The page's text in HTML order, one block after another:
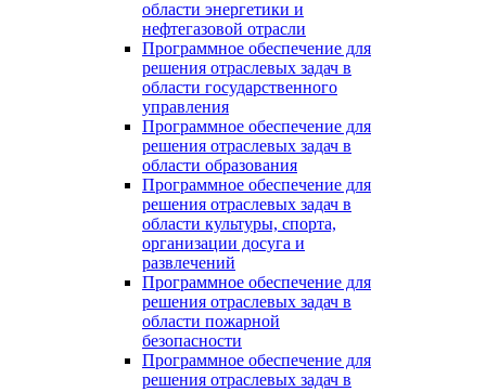
области энергетики и
нефтегазовой отрасли
Программное обеспечение для
решения отраслевых задач в
области государственного
управления
Программное обеспечение для
решения отраслевых задач в
области образования
Программное обеспечение для
решения отраслевых задач в
области культуры, спорта,
организации досуга и
развлечений
Программное обеспечение для
решения отраслевых задач в
области пожарной
безопасности
Программное обеспечение для
решения отраслевых задач в